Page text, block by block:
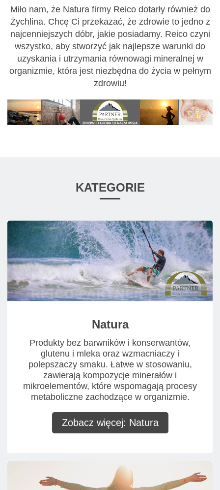
Miło nam, że Natura firmy Reico dotarły również do
Żychlina. Chcę Ci przekazać, że zdrowie to jedno z
najcenniejszych dóbr, jakie posiadamy. Reico czyni
wszystko, aby stworzyć jak najlepsze warunki do
uzyskania i utrzymania równowagi mineralnej w
organizmie, która jest niezbędna do życia w pełnym
zdrowiu!
KATEGORIE
Natura
Produkty bez barwników i konserwantów,
glutenu i mleka oraz wzmacniaczy i
polepszaczy smaku. Łatwe w stosowaniu,
zawierają kompozycje minerałów i
mikroelementów, które wspomagają procesy
metaboliczne zachodzące w organizmie.
Zobacz więcej: Natura